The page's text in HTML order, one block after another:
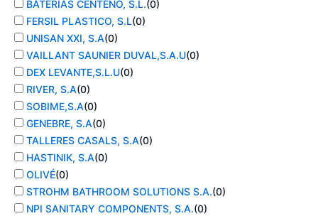
BATERIAS CENTENO, S.L.(0)
FERSIL PLASTICO, S.L(0)
UNISAN XXI, S.A(0)
VAILLANT SAUNIER DUVAL,S.A.U(0)
DEX LEVANTE,S.L.U(0)
RIVER, S.A(0)
SOBIME,S.A(0)
GENEBRE, S.A(0)
TALLERES CASALS, S.A(0)
HASTINIK, S.A(0)
OLIVÉ(0)
STROHM BATHROOM SOLUTIONS S.A.(0)
NPI SANITARY COMPONENTS, S.A.(0)